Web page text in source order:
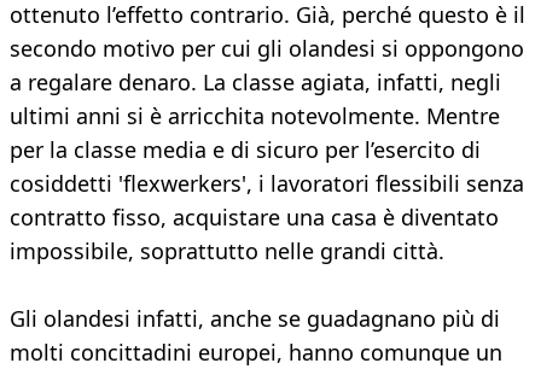
ottenuto l’effetto contrario. Già, perché questo è il
secondo motivo per cui gli olandesi si oppongono
a regalare denaro. La classe agiata, infatti, negli
ultimi anni si è arricchita notevolmente. Mentre
per la classe media e di sicuro per l’esercito di
cosiddetti 'flexwerkers', i lavoratori flessibili senza
contratto fisso, acquistare una casa è diventato
impossibile, soprattutto nelle grandi città.
Gli olandesi infatti, anche se guadagnano più di
molti concittadini europei, hanno comunque un